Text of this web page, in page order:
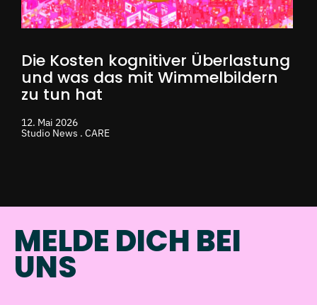
Die Kosten kognitiver Überlastung
und was das mit Wimmelbildern
zu tun hat
12. Mai 2026
Studio News . CARE
MELDE DICH BEI
UNS